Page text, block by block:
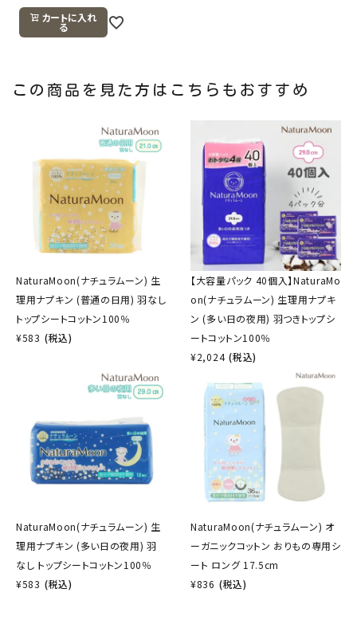
カートに入れ
る
この商品を見た方はこちらもおすすめ
NaturaMoon(ナチュラムーン) 生
理用ナプキン (普通の日用) 羽なし
トップシートコットン100％
¥583 (税込)
【大容量パック 40個入】NaturaMo
on(ナチュラムーン) 生理用ナプキ
ン (多い日の夜用) 羽つきトップシ
ートコットン100％
¥2,024 (税込)
NaturaMoon(ナチュラムーン) 生
理用ナプキン (多い日の夜用) 羽
なし トップシートコットン100％
¥583 (税込)
NaturaMoon(ナチュラムーン) オ
ーガニックコットン おりもの専用シ
ート ロング 17.5cm
¥836 (税込)